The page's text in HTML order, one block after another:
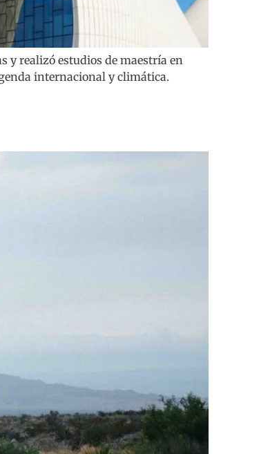
y realizó estudios de maestría en
internacional y climática.